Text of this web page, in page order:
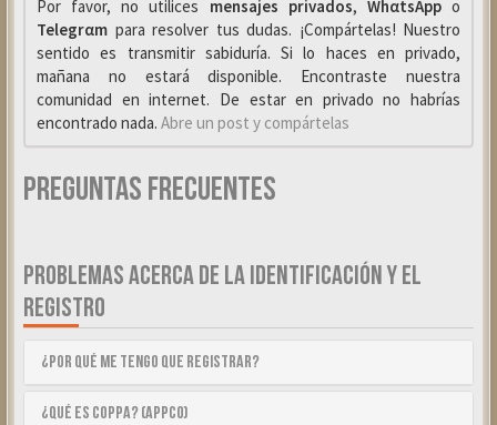
Por favor, no utilices mensajes privados, WhαtsAppo
Telegrαm para resolver tus dudas. ¡Compártelas! Nuestro
sentido es transmitir sabiduría. Si lo haces en privado,
mañana no estará disponible. Encontraste nuestra
comunidad en internet. De estar en privado no habrías
encontrado nada. Abre un post y compártelas
Preguntas Frecuentes
PROBLEMAS ACERCA DE LA IDENTIFICACIÓN Y EL
REGISTRO
¿Por qué me tengo que registrar?
¿Qué es COPPA? (APPCO)